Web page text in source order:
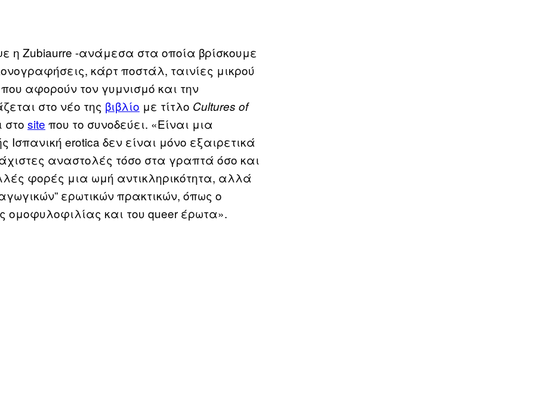
η Zubiaurre -ανάμεσα στα οποία βρίσκουμε
κάρτ ποστάλ, ταινίες μικρού
αφορούν τον γυμνισμό και την
στο νέο της βιβλίο με τίτλο Cultures of
στο site που το συνοδεύει. «Είναι μια
erotica δεν είναι μόνο εξαιρετικά
αναστολές τόσο στα γραπτά όσο και
φορές μια ωμή αντικληρικότητα, αλλά
ερωτικών πρακτικών, όπως ο
ομοφυλοφιλίας και του queer έρωτα».